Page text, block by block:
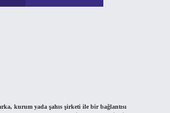
kurum yada şahıs şirketi ile bir bağlantısı